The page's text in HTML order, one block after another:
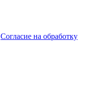
Согласие на обработку